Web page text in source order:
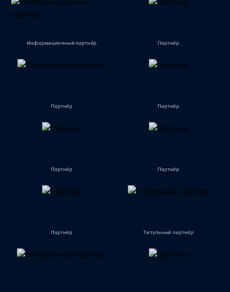
Информационный партнёр Партнёр
Партнёр Партнёр
Партнёр Партнёр
Партнёр Титульный партнёр